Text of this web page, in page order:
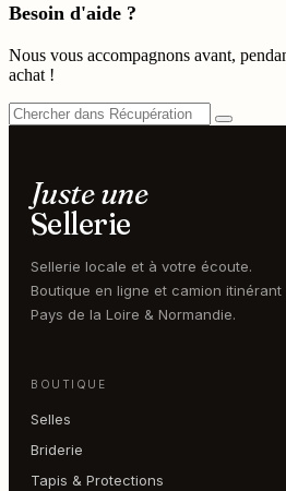
Besoin d'aide ?
Nous vous accompagnons avant,
achat !
Juste une
Sellerie
Sellerie locale et à votre écoute.
Boutique en ligne et camion itinérant
Pays de la Loire & Normandie.
BOUTIQUE
Selles
Briderie
Tapis & Protections